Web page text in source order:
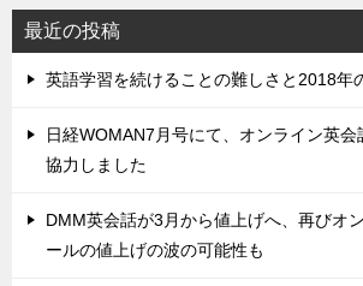
最近の投稿
英語学習を続けることの難しさと2018年
日経WOMAN7月号にて、オンライン英
協力しました
DMM英会話が3月から値上げへ、再びオ
ールの値上げの波の可能性も